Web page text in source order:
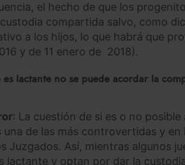
el hecho de que los
compartida salvo, como
a los hijos, lo que habrá que
y de 11 enero de 2018).
es lactante no se puede acordar la
: La cuestión de si es o no
una de las más controvertidas y
Juzgados. Así, mientras algunos
lactante y optan por dar la